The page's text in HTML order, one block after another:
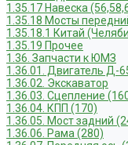
1.35.17 Навеска
1.35.18 Мосты
1.35.18.1 Китай
1.35.19 Прочее
1.36. Запчасти к ЮМЗ
1.36.01. Двигатель Д-
1.36.02. Экскаватор
1.36.03. Сцепление
1.36.04. КПП (170)
1.36.05. Мост задний
1.36.06. Рама (280)